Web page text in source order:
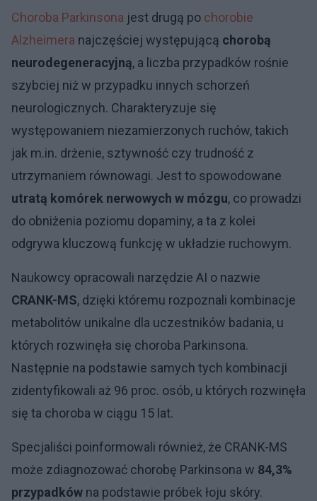
Choroba Parkinsona jest drugą po chorobie
Alzheimera najczęściej występującą chorobą
neurodegeneracyjną, a liczba przypadków rośnie
szybciej niż w przypadku innych schorzeń
neurologicznych. Charakteryzuje się
występowaniem niezamierzonych ruchów, takich
jak m.in. drżenie, sztywność czy trudność z
utrzymaniem równowagi. Jest to spowodowane
utratą komórek nerwowych w mózgu, co prowadzi
do obniżenia poziomu dopaminy, a ta z kolei
odgrywa kluczową funkcję w układzie ruchowym.
Naukowcy opracowali narzędzie AI o nazwie
CRANK-MS, dzięki któremu rozpoznali kombinacje
metabolitów unikalne dla uczestników badania, u
których rozwinęła się choroba Parkinsona.
Następnie na podstawie samych tych kombinacji
zidentyfikowali aż 96 proc. osób, u których rozwinęła
się ta choroba w ciągu 15 lat.
Specjaliści poinformowali również, że CRANK-MS
może zdiagnozować chorobę Parkinsona w 84,3%
przypadków na podstawie próbek łoju skóry.